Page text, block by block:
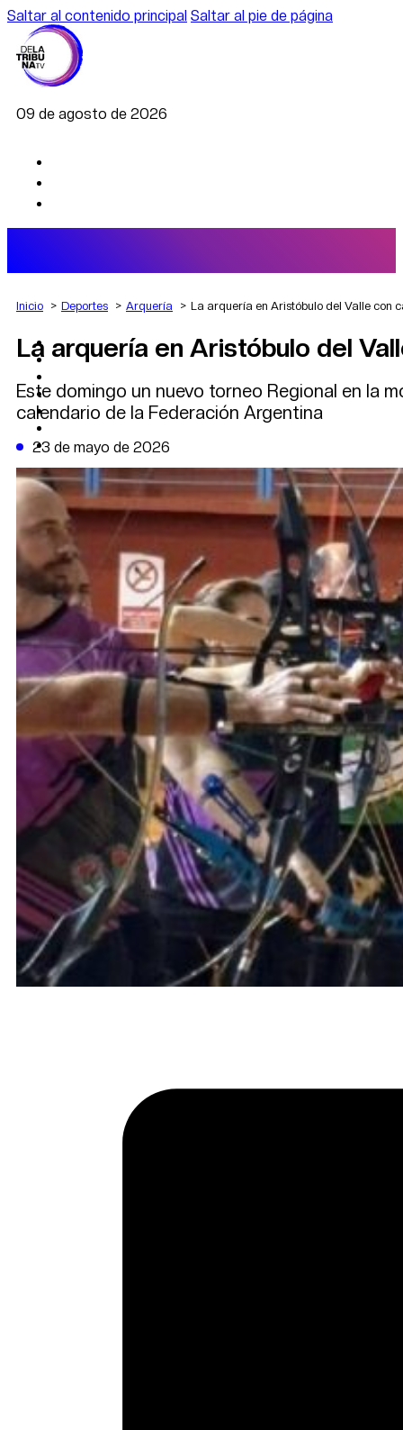
Saltar al contenido principal Saltar al pie de página
09 de agosto de 2026
AGRO
DEPORTES
POLÍTICA
CAMBIO CLIMÁTICO
DE LA TRIBUNA TV
Inicio Deportes Arquería La arquería en Aristóbulo del Valle con
La arquería en Aristóbulo del
Este domingo un nuevo torneo Regional en la
calendario de la Federación Argentina
23 de mayo de 2026